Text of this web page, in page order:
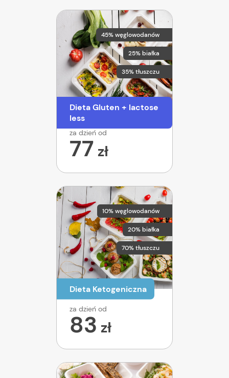
45% węglowodanów
25% białka
35% tłuszczu
Dieta Gluten + lactose
less
za dzień od
77 zł
10% węglowodanów
20% białka
70% tłuszczu
Dieta Ketogeniczna
za dzień od
83 zł